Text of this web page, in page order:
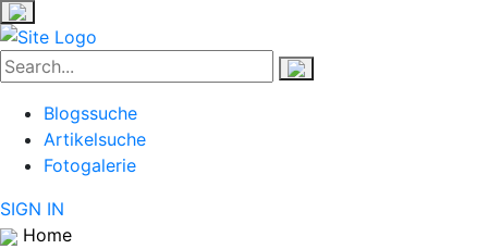
Blogssuche
Artikelsuche
Fotogalerie
SIGN IN
Home